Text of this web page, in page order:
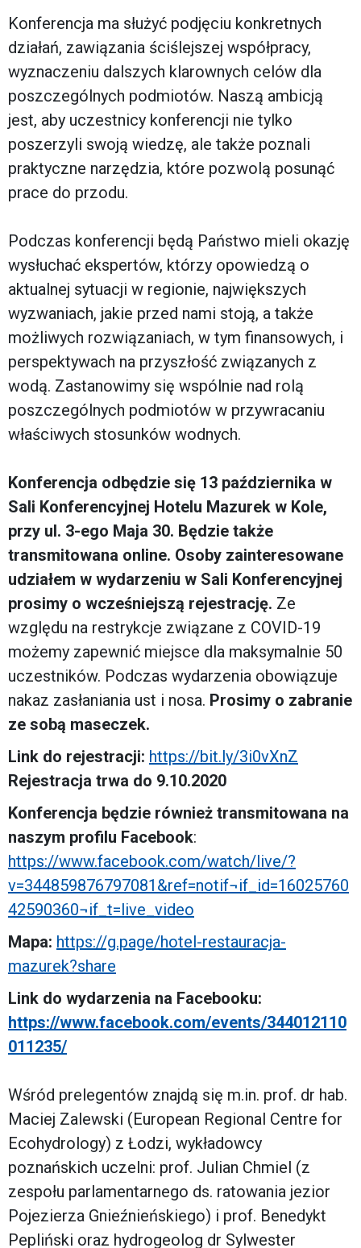
Konferencja ma służyć podjęciu konkretnych
działań, zawiązania ściślejszej współpracy,
wyznaczeniu dalszych klarownych celów dla
poszczególnych podmiotów. Naszą ambicją
jest, aby uczestnicy konferencji nie tylko
poszerzyli swoją wiedzę, ale także poznali
praktyczne narzędzia, które pozwolą posunąć
prace do przodu.
Podczas konferencji będą Państwo mieli okazję
wysłuchać ekspertów, którzy opowiedzą o
aktualnej sytuacji w regionie, największych
wyzwaniach, jakie przed nami stoją, a także
możliwych rozwiązaniach, w tym finansowych, i
perspektywach na przyszłość związanych z
wodą. Zastanowimy się wspólnie nad rolą
poszczególnych podmiotów w przywracaniu
właściwych stosunków wodnych.
Konferencja odbędzie się 13 października w
Sali Konferencyjnej Hotelu Mazurek w Kole,
przy ul. 3-ego Maja 30. Będzie także
transmitowana online. Osoby zainteresowane
udziałem w wydarzeniu w Sali Konferencyjnej
prosimy o wcześniejszą rejestrację. Ze
względu na restrykcje związane z COVID-19
możemy zapewnić miejsce dla maksymalnie 50
uczestników. Podczas wydarzenia obowiązuje
nakaz zasłaniania ust i nosa. Prosimy o zabranie
ze sobą maseczek.
Link do rejestracji: https://bit.ly/3i0vXnZ
Rejestracja trwa do 9.10.2020
Konferencja będzie również transmitowana na
naszym profilu Facebook:
https://www.facebook.com/watch/live/?
v=344859876797081&ref=notif¬if_id=16025760
42590360¬if_t=live_video
Mapa: https://g.page/hotel-restauracja-
mazurek?share
Link do wydarzenia na Facebooku:
https://www.facebook.com/events/344012110
011235/
Wśród prelegentów znajdą się m.in. prof. dr hab.
Maciej Zalewski (European Regional Centre for
Ecohydrology) z Łodzi, wykładowcy
poznańskich uczelni: prof. Julian Chmiel (z
zespołu parlamentarnego ds. ratowania jezior
Pojezierza Gnieźnieńskiego) i prof. Benedykt
Pepliński oraz hydrogeolog dr Sylwester